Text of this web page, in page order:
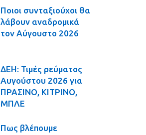
Ποιοι συνταξιούχοι θα
λάβουν αναδρομικά
τον Αύγουστο 2026
ΔΕΗ: Τιμές ρεύματος
Αυγούστου 2026 για
ΠΡΑΣΙΝΟ, ΚΙΤΡΙΝΟ,
ΜΠΛΕ
Πως βλέπουμε